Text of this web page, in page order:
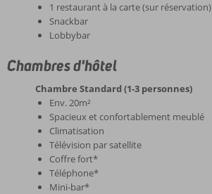
1 restaurant à la carte (sur réservation)
Snackbar
Lobbybar
Chambres d'hôtel
Chambre Standard (1-3 personnes)
Env. 20m²
Spacieux et confortablement meublé
Climatisation
Télévision par satellite
Coffre fort*
Téléphone*
Mini-bar*